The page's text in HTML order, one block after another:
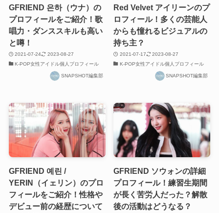
GFRIEND 은하（ウナ）の
プロフィールをご紹介！歌
唱力・ダンススキルも高い
と噂！
2021-07-24
2023-08-27
K-POP女性アイドル個人プロフィール
SNAPSHOT編集部
Red Velvet アイリーンのプ
ロフィール！多くの芸能人
からも憧れるビジュアルの
持ち主？
2021-07-17
2023-08-27
K-POP女性アイドル個人プロフィール
SNAPSHOT編集部
GFRIEND 예린 /
YERIN（イェリン）のプロ
フィールをご紹介！性格や
デビュー前の経歴について
GFRIEND ソウォンの詳細
プロフィール！練習生期間
が長く苦労人だった？解散
後の活動はどうなる？